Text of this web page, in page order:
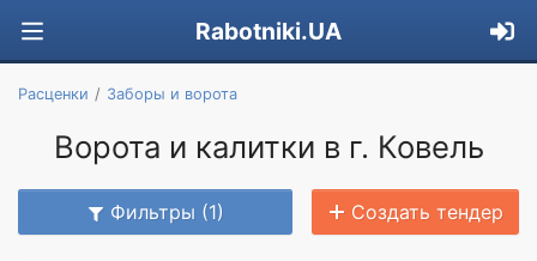
Rabotniki.UA
Расценки Заборы и ворота
Ворота и калитки в г. Ковель
Фильтры (1) Создать тендер